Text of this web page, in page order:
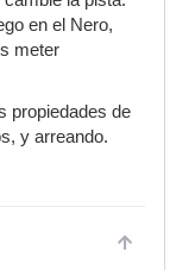
en el Nero,
meter
propiedades de
y arreando.